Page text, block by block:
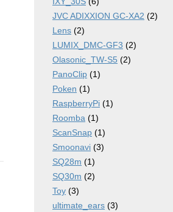
JVC ADIXXION GC-XA2 (2)
Lens (2)
LUMIX_DMC-GF3 (2)
Olasonic_TW-S5 (2)
PanoClip (1)
Poken (1)
RaspberryPi (1)
Roomba (1)
ScanSnap (1)
Smoonavi (3)
SQ28m (1)
SQ30m (2)
Toy (3)
ultimate_ears (3)